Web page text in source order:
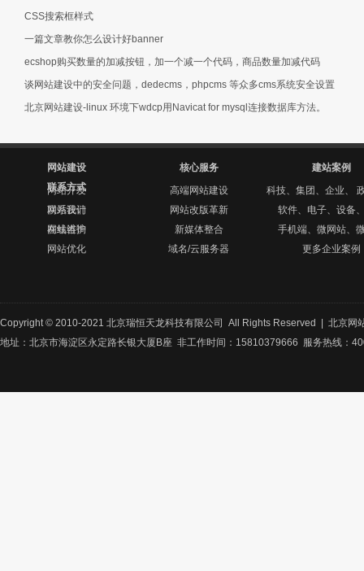
CSS搜索框样式
一篇文章教你怎么设计好banner
ecshop购买数量的加减按钮，加一个减一个代码，商品数量加减代码
谈网站建设中的安全问题，dedecms，phpcms 等众多cms系统安全设置
北京网站建设-linux 环境下wdcp用Navicat for mysql连接数据库方法。
网站建设
网站开发
网站设计
网站维护
网站优化
核心服务
高端网站建设
网站改版革新
新媒体整合
域名/云服务器
建站案例
科技、集团、企业、
软件、电子、设备
手机端、微网站、
更多企业案例
联系方式
联系我们
在线咨询
Copyright © 2010-2021 北京瑞恒天龙科技有限公司 All Rights Reserved | 北京网
地址：北京市海淀区永定路长银大厦B座 非工作时间：15810379666 服务热线：